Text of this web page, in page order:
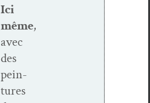
Ici
même,
avec
des
pein­
tures